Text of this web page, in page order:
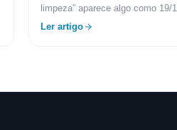
limpeza” aparece algo como 19/
Ler artigo